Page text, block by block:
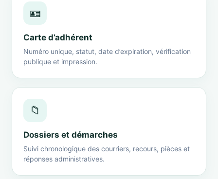
🪪
Carte d’adhérent
Numéro unique, statut, date d’expiration, vérification
publique et impression.
📁
Dossiers et démarches
Suivi chronologique des courriers, recours, pièces et
réponses administratives.